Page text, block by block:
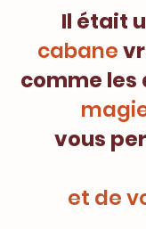
Il était
cabane
comme les
vous
et de